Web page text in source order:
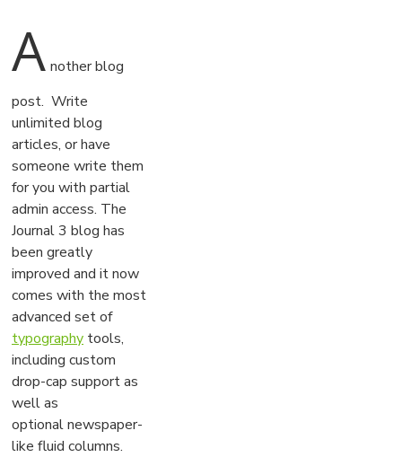
A nother blog
post. Write
unlimited blog
articles, or have
someone write them
for you with partial
admin access. The
Journal 3 blog has
been greatly
improved and it now
comes with the most
advanced set of
typography tools,
including custom
drop-cap support as
well as
optional newspaper-
like fluid columns.